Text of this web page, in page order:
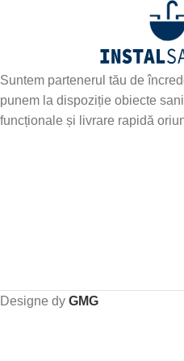
Suntem partenerul tău de
punem la dispoziție obiecte
funcționale și livrare rapidă
Designe dy GMG